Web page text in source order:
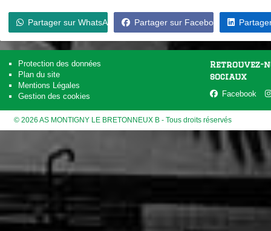
Partager sur WhatsApp Partager sur Facebook
Protection des données
Plan du site
Mentions Légales
Gestion des cookies
Retrouvez-
sociaux
Facebook
© 2026 AS MONTIGNY LE BRETONNEUX B - Tous droits réservés